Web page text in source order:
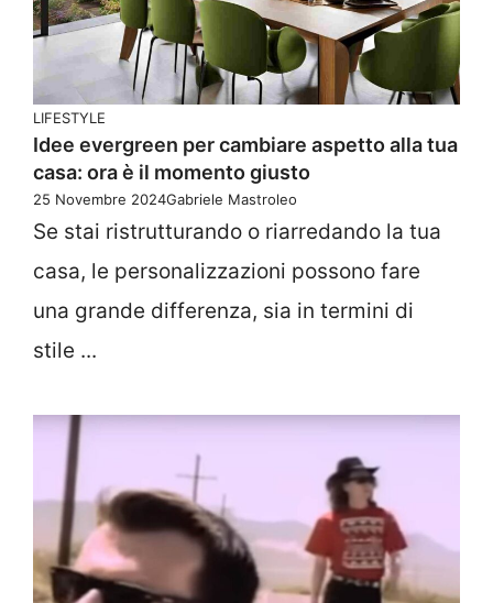
LIFESTYLE
Idee evergreen per cambiare aspetto alla tua
casa: ora è il momento giusto
25 Novembre 2024Gabriele Mastroleo
Se stai ristrutturando o riarredando la tua
casa, le personalizzazioni possono fare
una grande differenza, sia in termini di
stile ...